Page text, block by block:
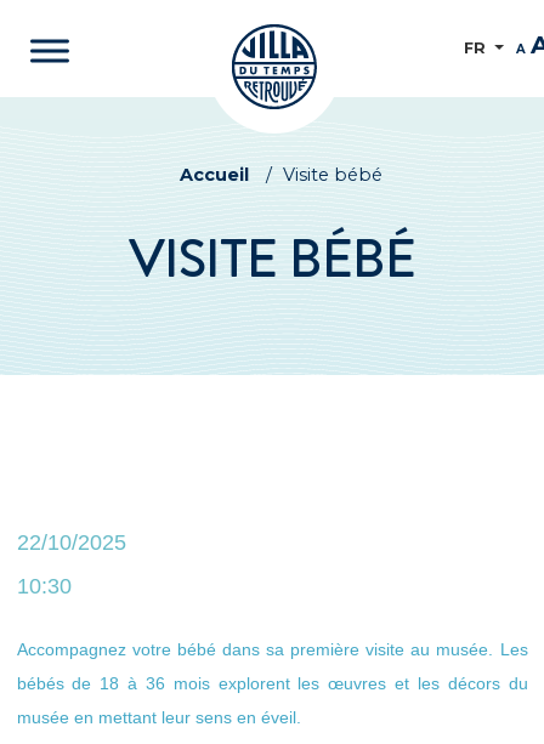
FR A
Accueil / Visite bébé
VISITE BÉBÉ
22/10/2025
10:30
Accompagnez votre bébé dans sa première visite au musée. Les
bébés de 18 à 36 mois explorent les œuvres et les décors du
musée en mettant leur sens en éveil.